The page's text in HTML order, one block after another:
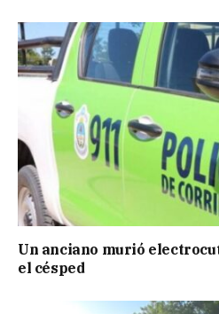
Un anciano murió
el césped